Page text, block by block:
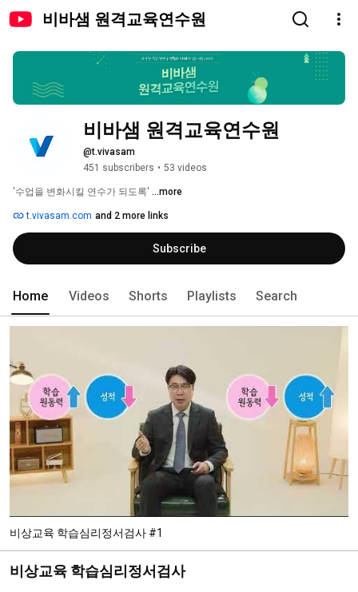
비바샘 원격교육연수원
비바샘 원격교육연수원
@t.vivasam
451 subscribers • 53 videos
'수업을 변화시킬 연수가 되도록' ...more
t.vivasam.com and 2 more links
Subscribe
Home Videos Shorts Playlists Search
비상교육 학습심리정서검사 #1
비상교육 학습심리정서검사